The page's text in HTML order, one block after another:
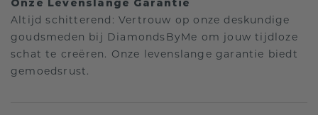
Onze Levenslange Garantie
Altijd schitterend: Vertrouw op onze deskundige
goudsmeden bij DiamondsByMe om jouw tijdloze
schat te creëren. Onze levenslange garantie biedt
gemoedsrust.